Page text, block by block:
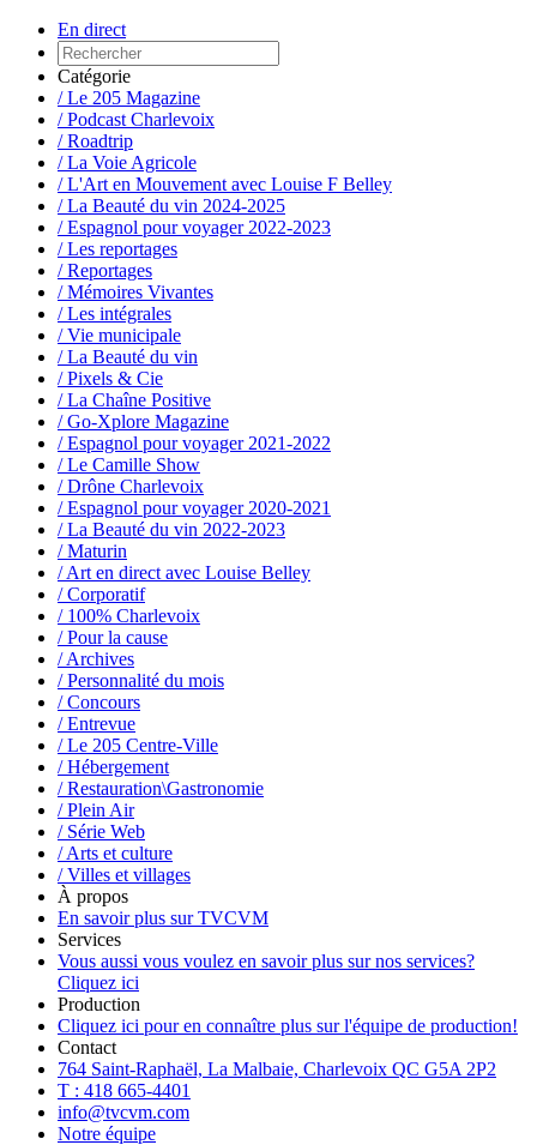
En direct
Catégorie
/ Le 205 Magazine
/ Podcast Charlevoix
/ Roadtrip
/ La Voie Agricole
/ L'Art en Mouvement avec Louise F Belley
/ La Beauté du vin 2024-2025
/ Espagnol pour voyager 2022-2023
/ Les reportages
/ Reportages
/ Mémoires Vivantes
/ Les intégrales
/ Vie municipale
/ La Beauté du vin
/ Pixels & Cie
/ La Chaîne Positive
/ Go-Xplore Magazine
/ Espagnol pour voyager 2021-2022
/ Le Camille Show
/ Drône Charlevoix
/ Espagnol pour voyager 2020-2021
/ La Beauté du vin 2022-2023
/ Maturin
/ Art en direct avec Louise Belley
/ Corporatif
/ 100% Charlevoix
/ Pour la cause
/ Archives
/ Personnalité du mois
/ Concours
/ Entrevue
/ Le 205 Centre-Ville
/ Hébergement
/ Restauration\Gastronomie
/ Plein Air
/ Série Web
/ Arts et culture
/ Villes et villages
À propos
En savoir plus sur TVCVM
Services
Vous aussi vous voulez en savoir plus sur nos services?
Cliquez ici
Production
Cliquez ici pour en connaître plus sur l'équipe de production!
Contact
764 Saint-Raphaël, La Malbaie, Charlevoix QC G5A 2P2
T : 418 665-4401
info@tvcvm.com
Notre équipe